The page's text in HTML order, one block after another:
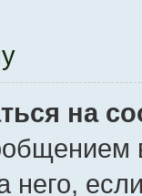
на
него,